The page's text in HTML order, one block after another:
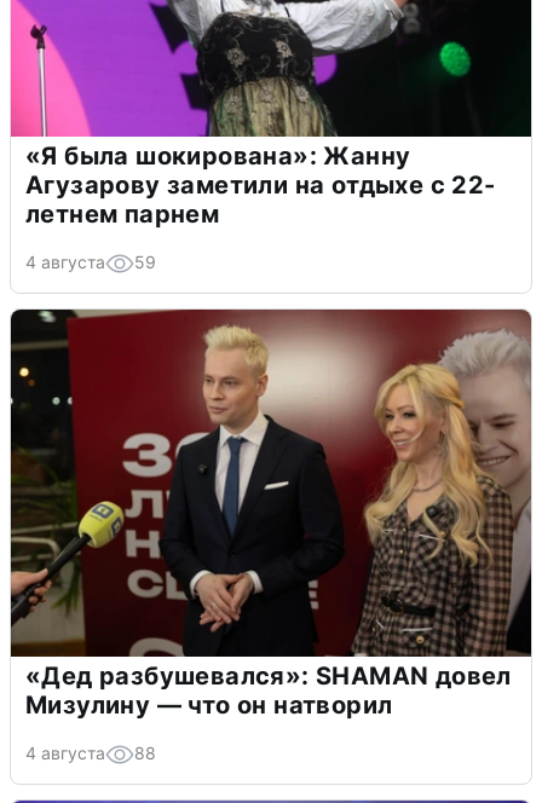
«Я была шокирована»: Жанну
Агузарову заметили на отдыхе с 22-
летнем парнем
4 августа 59
«Дед разбушевался»: SHAMAN довел
Мизулину — что он натворил
4 августа 88